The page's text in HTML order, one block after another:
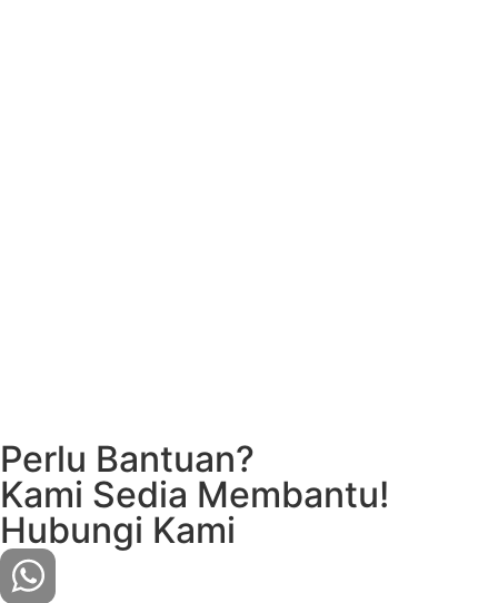
Perlu Bantuan?
Kami Sedia Membantu!
Hubungi Kami